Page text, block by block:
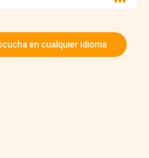
en cualquier idioma